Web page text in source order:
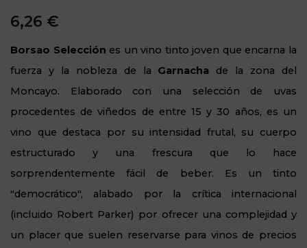
6,26 €
Borsao Selección es un vino tinto joven que encarna la
fuerza y la nobleza de la Garnacha de la zona del
Moncayo. Elaborado con una selección de uvas
procedentes de viñedos de entre 15 y 30 años, es un
vino que destaca por su intensidad frutal, su cuerpo
estructurado y una frescura que lo hace
sorprendentemente fácil de beber. Es un tinto
"democrático", alabado por la crítica internacional
(incluido Robert Parker) por ofrecer una complejidad y
un placer que suelen reservarse para vinos de precios